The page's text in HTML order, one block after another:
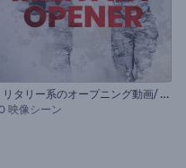
ミ
リタリー系のオープニング動画/ 勝利の日
映像シーン